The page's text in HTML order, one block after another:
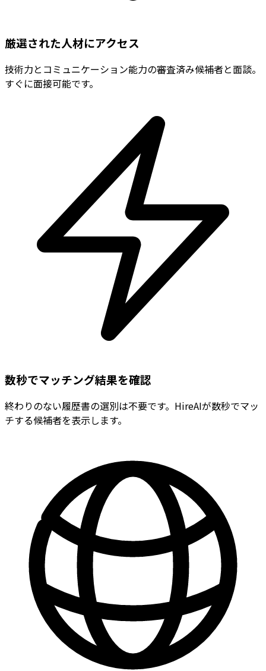
厳選された人材にアクセス
技術力とコミュニケーション能力の審査済み候補者と面談。
すぐに面接可能です。
数秒でマッチング結果を確認
終わりのない履歴書の選別は不要です。HireAIが数秒でマッ
チする候補者を表示します。